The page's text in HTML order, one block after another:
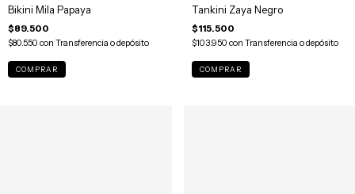
Bikini Mila Papaya
$89.500
$80.550 con Transferencia o depósito
COMPRAR
Tankini Zaya Negro
$115.500
$103.950 con Transferencia o depósito
COMPRAR